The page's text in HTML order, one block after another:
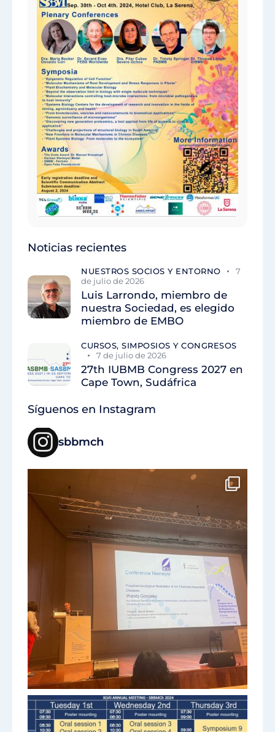
Noticias recientes
NUESTROS SOCIOS Y ENTORNO
7
de julio de 2026
Luis Larrondo, miembro de
nuestra Sociedad, es elegido
miembro de EMBO
CURSOS, SIMPOSIOS Y CONGRESOS
7 de julio de 2026
27th IUBMB Congress 2027 en
Cape Town, Sudáfrica
Síguenos en Instagram
sbbmch